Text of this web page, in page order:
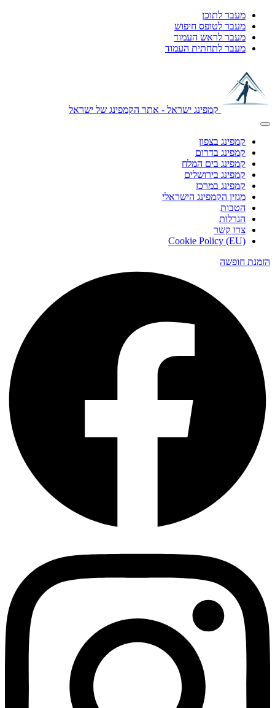
מעבר לתוכן
מעבר לטופס חיפוש
מעבר לראש העמוד
מעבר לתחתית העמוד
קמפינג ישראל - אתר הקמפינג של ישראל
קמפינג בצפון
קמפינג בדרום
קמפינג בים המלח
קמפינג בירושלים
קמפינג במרכז
מגזין הקמפינג הישראלי
הטבות
הגרלות
צרו קשר
Cookie Policy (EU)
הזמנת חופשה